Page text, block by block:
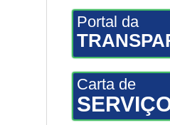
Portal da
Carta de